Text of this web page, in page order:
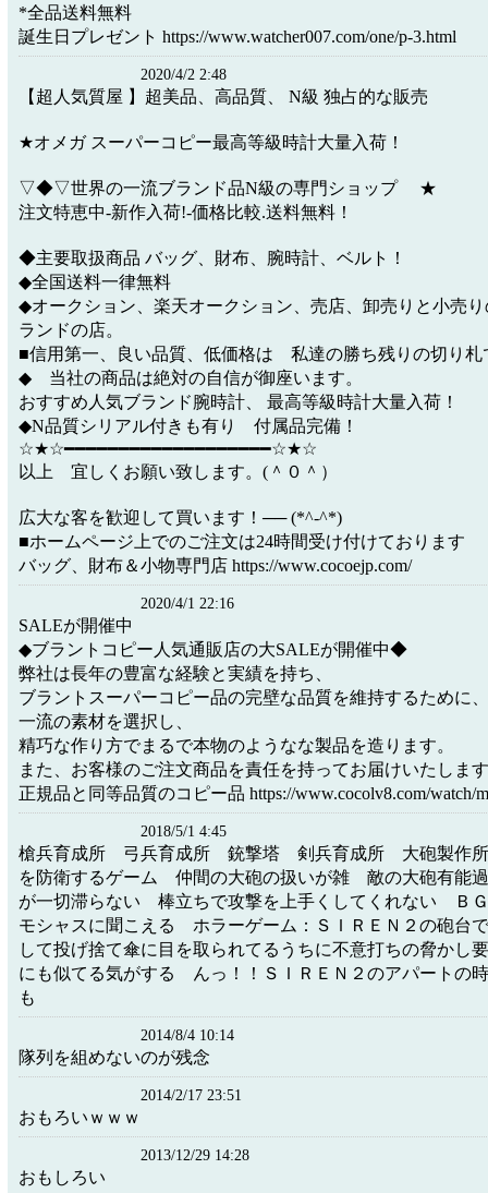
*全品送料無料
誕生日プレゼント https://www.watcher007.com/one/p-3.html
2020/4/2 2:48
【超人気質屋 】超美品、高品質、 N級 独占的な販売
★オメガ スーパーコピー最高等級時計大量入荷！
▽◆▽世界の一流ブランド品N級の専門ショップ ★
注文特恵中-新作入荷!-価格比較.送料無料！
◆主要取扱商品 バッグ、財布、腕時計、ベルト！
◆全国送料一律無料
◆オークション、楽天オークション、売店、卸売りと小売
ランドの店。
■信用第一、良い品質、低価格は 私達の勝ち残りの切り札
◆ 当社の商品は絶対の自信が御座います。
おすすめ人気ブランド腕時計、 最高等級時計大量入荷！
◆N品質シリアル付きも有り 付属品完備！
☆★☆━━━━━━━━━━━━━━━━━━━☆★☆
以上 宜しくお願い致します。(＾０＾）
広大な客を歓迎して買います！── (*^-^*)
■ホームページ上でのご注文は24時間受け付けております
バッグ、財布＆小物専門店 https://www.cocoejp.com/
2020/4/1 22:16
SALEが開催中
◆ブラントコピー人気通販店の大SALEが開催中◆
弊社は長年の豊富な経験と実績を持ち、
ブラントスーパーコピー品の完壁な品質を維持するために、
一流の素材を選択し、
精巧な作り方でまるで本物のようなな製品を造ります。
また、お客様のご注文商品を責任を持ってお届けいたしま
正規品と同等品質のコピー品 https://www.cocolv8.com/watch/
2018/5/1 4:45
槍兵育成所 弓兵育成所 銃撃塔 剣兵育成所 大砲製作所
を防衛するゲーム 仲間の大砲の扱いが雑 敵の大砲有能
が一切滞らない 棒立ちで攻撃を上手くしてくれない Ｂ
モシャスに聞こえる ホラーゲーム：ＳＩＲＥＮ２の砲台
して投げ捨て傘に目を取られてるうちに不意打ちの脅かし
にも似てる気がする んっ！！ＳＩＲＥＮ２のアパートの
も
2014/8/4 10:14
隊列を組めないのが残念
2014/2/17 23:51
おもろいｗｗｗ
2013/12/29 14:28
おもしろい